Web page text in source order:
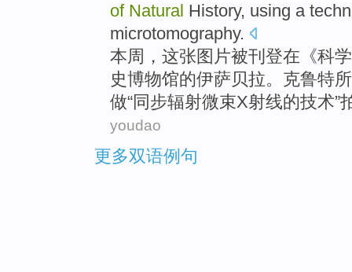
of Natural History, using a
microtomography.
本周 ， 这张图片被刊登在 《科学
史博物馆的伊萨贝拉。克鲁特所
做“同步辐射微束X射线的技术”
youdao
更多双语例句